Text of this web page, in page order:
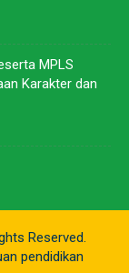
MPLS
Karakter dan
Reserved.
pendidikan